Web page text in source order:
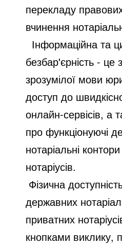
перекладу
вчинення
Інформаційна та
безбар'єрність - це
зрозумілої мови
доступ до
онлайн-сервісів, а
про функціонуючі
нотаріальні
нотаріусів.
Фізична
державних
приватних
кнопками виклику,